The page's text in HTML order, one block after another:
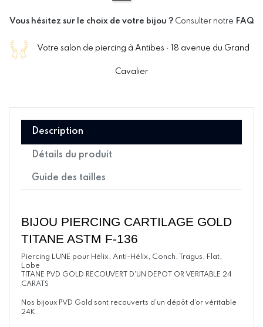
Vous hésitez sur le choix de votre bijou ? Consulter notre FAQ
Votre salon de piercing à Antibes · 18 avenue du Grand
Cavalier
Description
Détails du produit
Guide des tailles
BIJOU PIERCING CARTILAGE GOLD
TITANE ASTM F-136
Piercing LUNE pour Hélix, Anti-Hélix, Conch, Tragus, Flat,
Lobe
TITANE PVD GOLD RECOUVERT D'UN DEPOT OR VERITABLE 24
CARATS
Nos bijoux PVD Gold sont recouverts d’un dépôt d’or véritable
24K.